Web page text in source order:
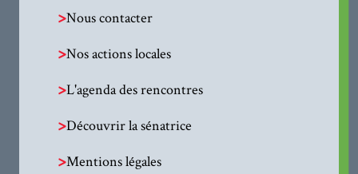
>Nous contacter
>Nos actions locales
>L'agenda des rencontres
>Découvrir la sénatrice
>Mentions légales